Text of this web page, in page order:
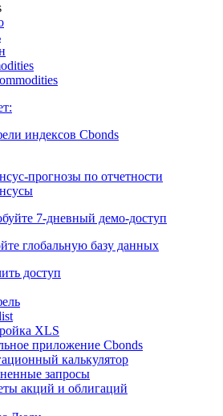
индексов Cbonds
прогнозы по отчетности
7-дневный демо-доступ
глобальную базу данных
доступ
XLS
приложение Cbonds
калькулятор
запросы
акций и облигаций